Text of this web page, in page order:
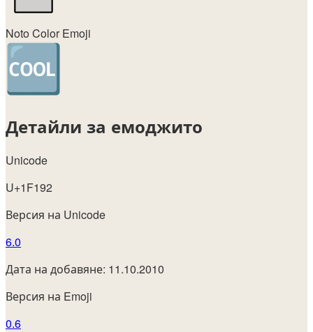
Noto Color Emoji
Детайли за емоджито
Unicode
U+1F192
Версия на Unicode
6.0
Дата на добавяне: 11.10.2010
Версия на Emoji
0.6